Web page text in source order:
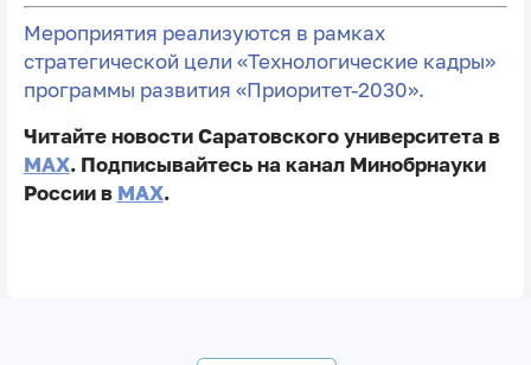
Мероприятия реализуются в рамках
стратегической цели «Технологические кадры»
программы развития «Приоритет-2030».
Читайте новости Саратовского университета в
MAX. Подписывайтесь на канал Минобрнауки
России в MAX.